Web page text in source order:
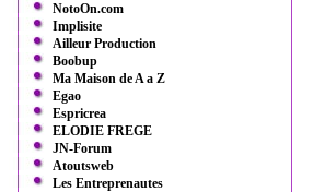
NotoOn.com
Implisite
Ailleur Production
Boobup
Ma Maison de A a Z
Egao
Espricrea
ELODIE FREGE
JN-Forum
Atoutsweb
Les Entreprenautes